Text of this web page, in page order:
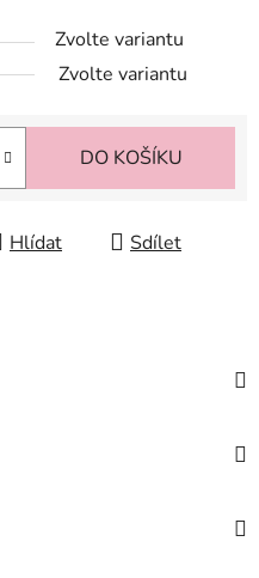
Zvolte variantu
Zvolte variantu
DO KOŠÍKU
Hlídat Sdílet